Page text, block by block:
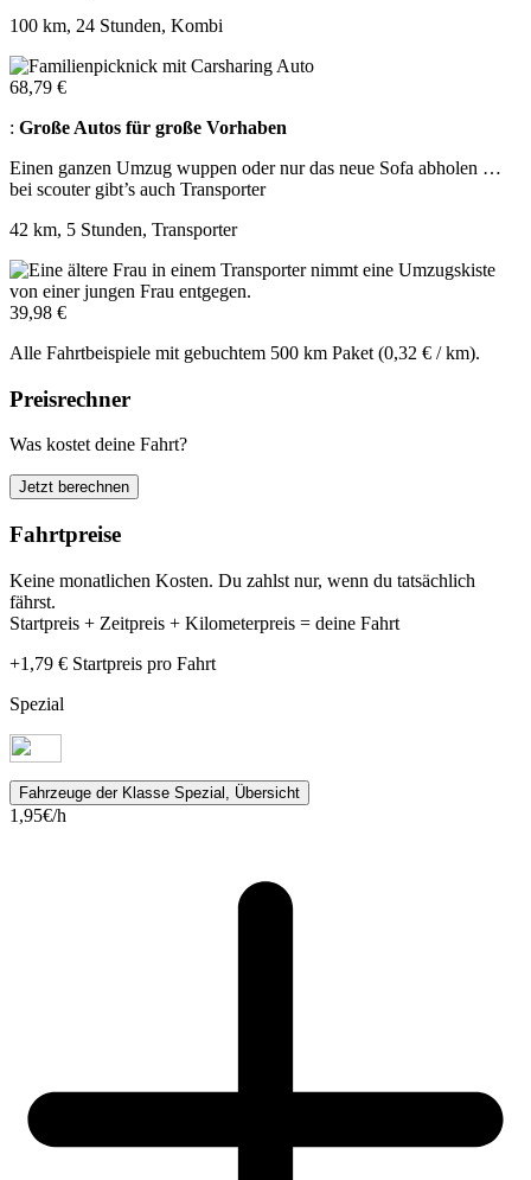
100 km, 24 Stunden, Kombi
68,79 €
: Große Autos für große Vorhaben
Einen ganzen Umzug wuppen oder nur das neue Sofa abholen …
bei scouter gibt’s auch Transporter
42 km, 5 Stunden, Transporter
39,98 €
Alle Fahrtbeispiele mit gebuchtem 500 km Paket (0,32 € / km).
Preisrechner
Was kostet deine Fahrt?
Jetzt berechnen
Fahrtpreise
Keine monatlichen Kosten. Du zahlst nur, wenn du tatsächlich
fährst.
Startpreis + Zeitpreis + Kilometerpreis = deine Fahrt
+1,79 € Startpreis pro Fahrt
Spezial
Fahrzeuge der Klasse Spezial, Übersicht
1,95€/h